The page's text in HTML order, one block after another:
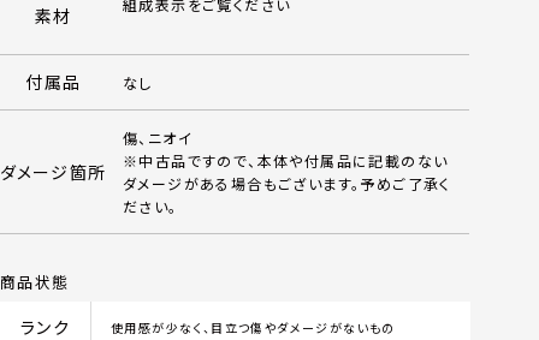
素材 組成表示をご覧ください
付属品 なし
ダメージ箇所
傷、ニオイ
※中古品ですので、本体や付属品に記載のない
ダメージがある場合もございます。予めご了承く
ださい。
商品状態
ランク 使用感が少なく、目立つ傷やダメージがないもの